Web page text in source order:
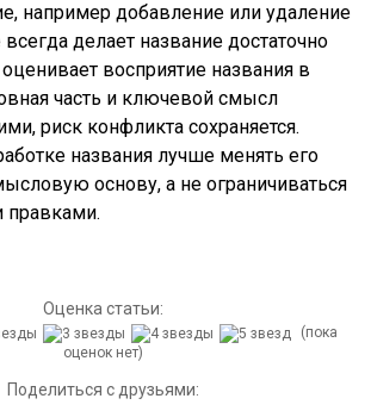
например добавление или удаление
делает название достаточно
восприятие названия в
часть и ключевой смысл
риск конфликта сохраняется.
названия лучше менять его
основу, а не ограничиваться
правками.
Оценка статьи:
(пока
оценок нет)
Поделиться с друзьями: